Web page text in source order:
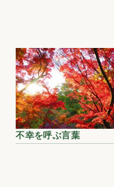
不幸を呼ぶ言葉